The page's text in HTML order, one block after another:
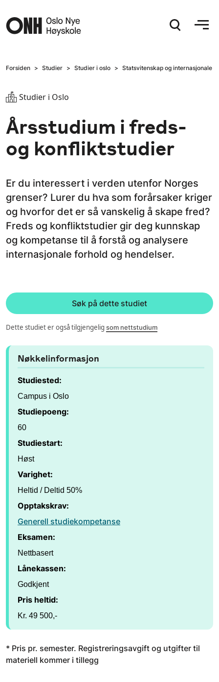
Forsiden Studier Studier i oslo Statsvitenskap og internasjonale
Studier i Oslo
Årsstudium i freds-
og konfliktstudier
Er du interessert i verden utenfor Norges
grenser? Lurer du hva som forårsaker kriger
og hvorfor det er så vanskelig å skape fred?
Freds og konfliktstudier gir deg kunnskap
og kompetanse til å forstå og analysere
internasjonale forhold og hendelser.
Søk på dette studiet
Dette studiet er også tilgjengelig som nettstudium
Nøkkelinformasjon
Studiested:
Campus i Oslo
Studiepoeng:
60
Studiestart:
Høst
Varighet:
Heltid / Deltid 50%
Opptakskrav:
Generell studiekompetanse
Eksamen:
Nettbasert
Lånekassen:
Godkjent
Pris heltid:
Kr. 49 500,-
* Pris pr. semester. Registreringsavgift og utgifter til
materiell kommer i tillegg